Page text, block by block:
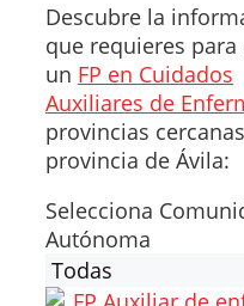
Descubre la
que requieres
un FP en Cuidados
Auxiliares de
provincias
provincia de Ávila:
Selecciona
Autónoma